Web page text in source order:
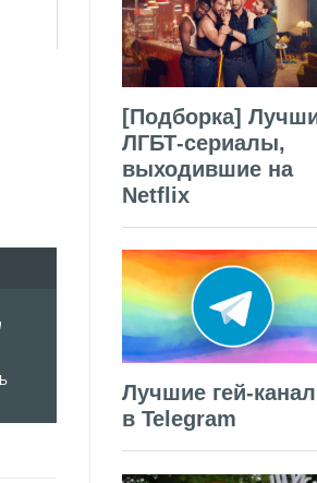
[Подборка]
ЛГБТ-сериалы,
выходившие на
Netflix
Лучшие гей-
в Telegram